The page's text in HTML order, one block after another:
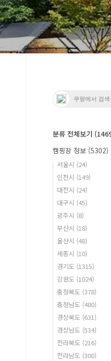
분류 전체보기
캠핑장 정보 (5302)
서울시 (24)
인천시 (149)
대전시 (24)
대구시 (45)
광주시 (8)
부산시 (18)
울산시 (48)
세종시 (10)
경기도 (1315)
강원도 (1024)
충청북도 (378)
충청남도 (480)
경상북도 (631)
경상남도 (534)
전라북도 (216)
전라남도 (300)